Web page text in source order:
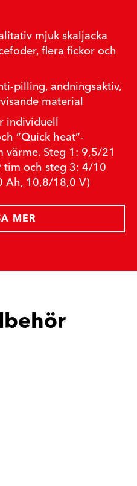
mjuk skaljacka
flera fickor och
pilling, andningsaktiv,
material
individuell
”Quick heat”-
Steg 1: 9,5/21
och steg 3: 4/10
Ah, 10,8/18,0 V)
MER